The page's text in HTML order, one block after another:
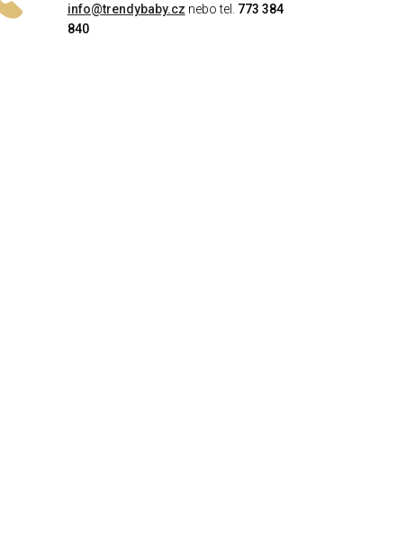
info@trendybaby.cz nebo tel. 773 384
840